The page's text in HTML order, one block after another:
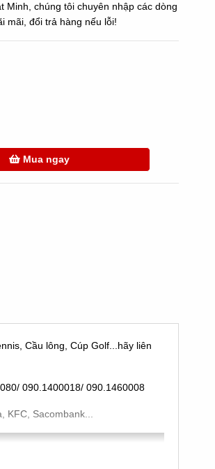
Minh, chúng tôi chuyên nhập các dòng
mãi, đổi trả hàng nếu lỗi!
Mua ngay
Cầu lông, Cúp Golf..
.hãy liên
090.1400018/ 090.1460008
Sacombank...